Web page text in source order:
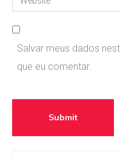
*
b
Salvar meus dados
que eu comentar.
Submit